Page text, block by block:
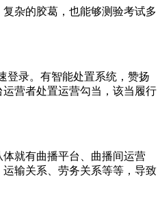
杂的胶葛，也能够测验考试多
录。有智能处置系统，赞扬
营者处置运营勾当，该当履行
就有曲播平台、曲播间运营
输关系、劳务关系等等，导致